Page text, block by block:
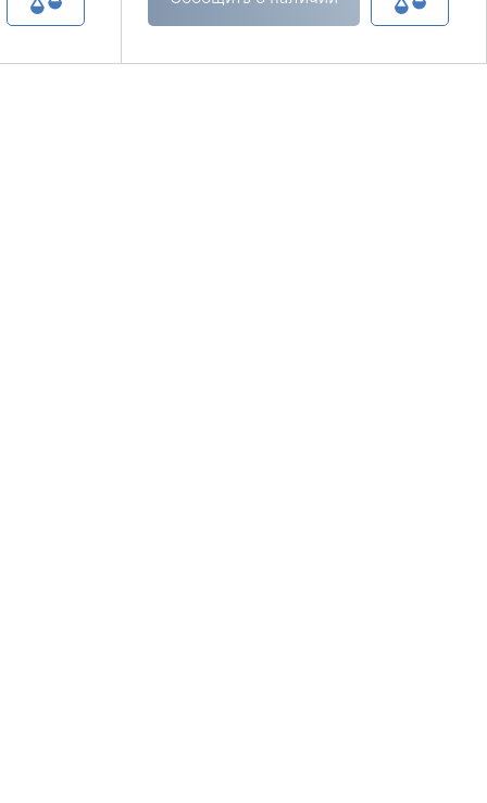
пользователя, подчас, нелегко,
предназначены для очень крупных